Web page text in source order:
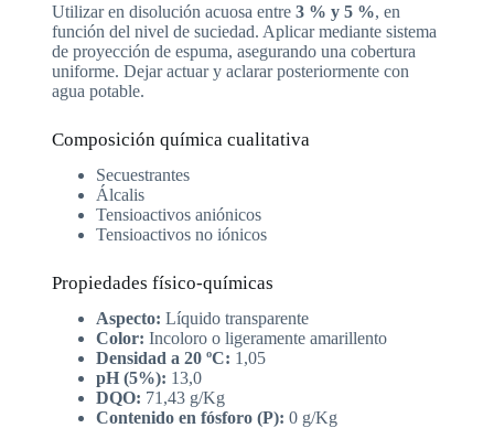
Utilizar en disolución acuosa entre 3 % y 5 %, en
función del nivel de suciedad. Aplicar mediante sistema
de proyección de espuma, asegurando una cobertura
uniforme. Dejar actuar y aclarar posteriormente con
agua potable.
Composición química cualitativa
Secuestrantes
Álcalis
Tensioactivos aniónicos
Tensioactivos no iónicos
Propiedades físico-químicas
Aspecto: Líquido transparente
Color: Incoloro o ligeramente amarillento
Densidad a 20 ºC: 1,05
pH (5%): 13,0
DQO: 71,43 g/Kg
Contenido en fósforo (P): 0 g/Kg